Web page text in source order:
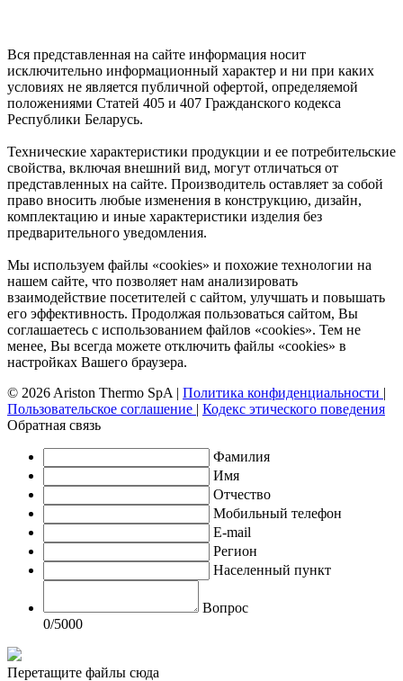
Вся представленная на сайте информация носит
исключительно информационный характер и ни при каких
условиях не является публичной офертой, определяемой
положениями Статей 405 и 407 Гражданского кодекса
Республики Беларусь.
Технические характеристики продукции и ее потребительские
свойства, включая внешний вид, могут отличаться от
представленных на сайте. Производитель оставляет за собой
право вносить любые изменения в конструкцию, дизайн,
комплектацию и иные характеристики изделия без
предварительного уведомления.
Мы используем файлы «cookies» и похожие технологии на
нашем сайте, что позволяет нам анализировать
взаимодействие посетителей с сайтом, улучшать и повышать
его эффективность. Продолжая пользоваться сайтом, Вы
соглашаетесь с использованием файлов «cookies». Тем не
менее, Вы всегда можете отключить файлы «cookies» в
настройках Вашего браузера.
© 2026 Ariston Thermo SpA | Политика конфиденциальности |
Пользовательское соглашение | Кодекс этического поведения
Обратная связь
Фамилия
Имя
Отчество
Мобильный телефон
E-mail
Регион
Населенный пункт
Вопрос
0/5000
Перетащите файлы сюда